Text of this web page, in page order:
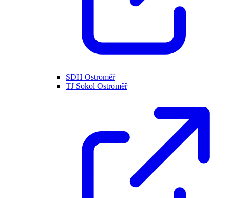
SDH Ostroměř
TJ Sokol Ostroměř